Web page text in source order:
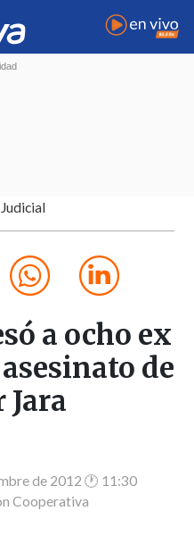
Judicial
a ocho ex
de
de 2012 🕐 11:30
Cooperativa